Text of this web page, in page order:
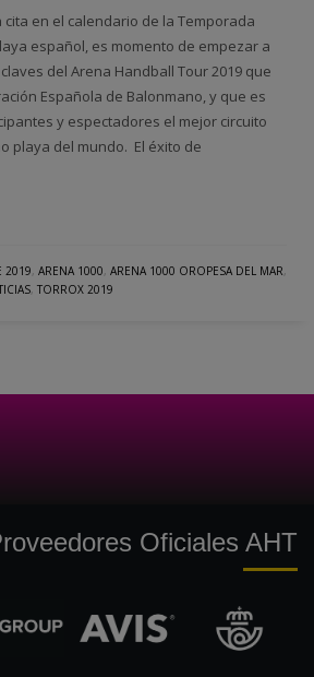
en el calendario de la Temporada
español, es momento de empezar a
del Arena Handball Tour 2019 que
Española de Balonmano, y que es
y espectadores el mejor circuito
playa del mundo. El éxito de
2019, ARENA 1000, ARENA 1000 OROPESA DEL MAR,
, TORROX 2019
Oficiales AHT